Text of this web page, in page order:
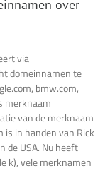
over
via
domeinnamen te
bmw.com,
merknaam
van de merknaam
is in handen van Rick
de USA. Nu heeft
k), vele merknamen